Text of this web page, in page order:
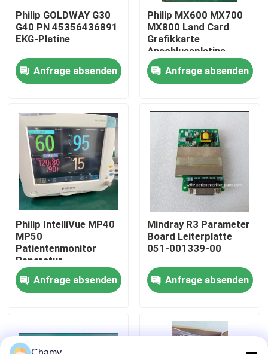
Produkte
Videos
Werksbesichtigung
Qualitätskontrolle
Kontakt mit uns
Bitte um ein Angebot
Patientenmonitormodul
Philip GOLDWAY G30
G40 PN 45356436891
EKG-Platine
Anfrage absenden
Philip MX600 MX700
MX800 Land Card
Grafikkarte
Anschlussplatine
Anfrage absenden
Philip IntelliVue MP40
MP50
Patientenmonitor
Reparatur
Motherboard Batterie
Anzeige Touchscreen
Tastatur
Anfrage absenden
Mindray R3 Parameter
Board Leiterplatte
051-001339-00
Anfrage absenden